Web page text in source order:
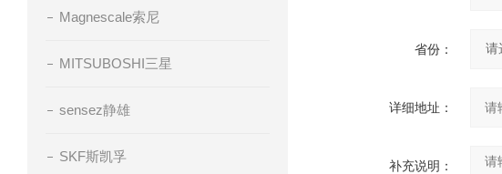
Magnescale索尼
MITSUBOSHI三星
sensez静雄
SKF斯凯孚
省份：
详细地址：
补充说明：